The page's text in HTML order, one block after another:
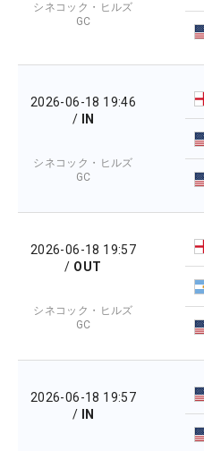
シネコック・ヒルズ
GC
2026-06-18 19:46
/
IN
シネコック・ヒルズ
GC
2026-06-18 19:57
/ OUT
シネコック・ヒルズ
GC
2026-06-18 19:57
/
IN